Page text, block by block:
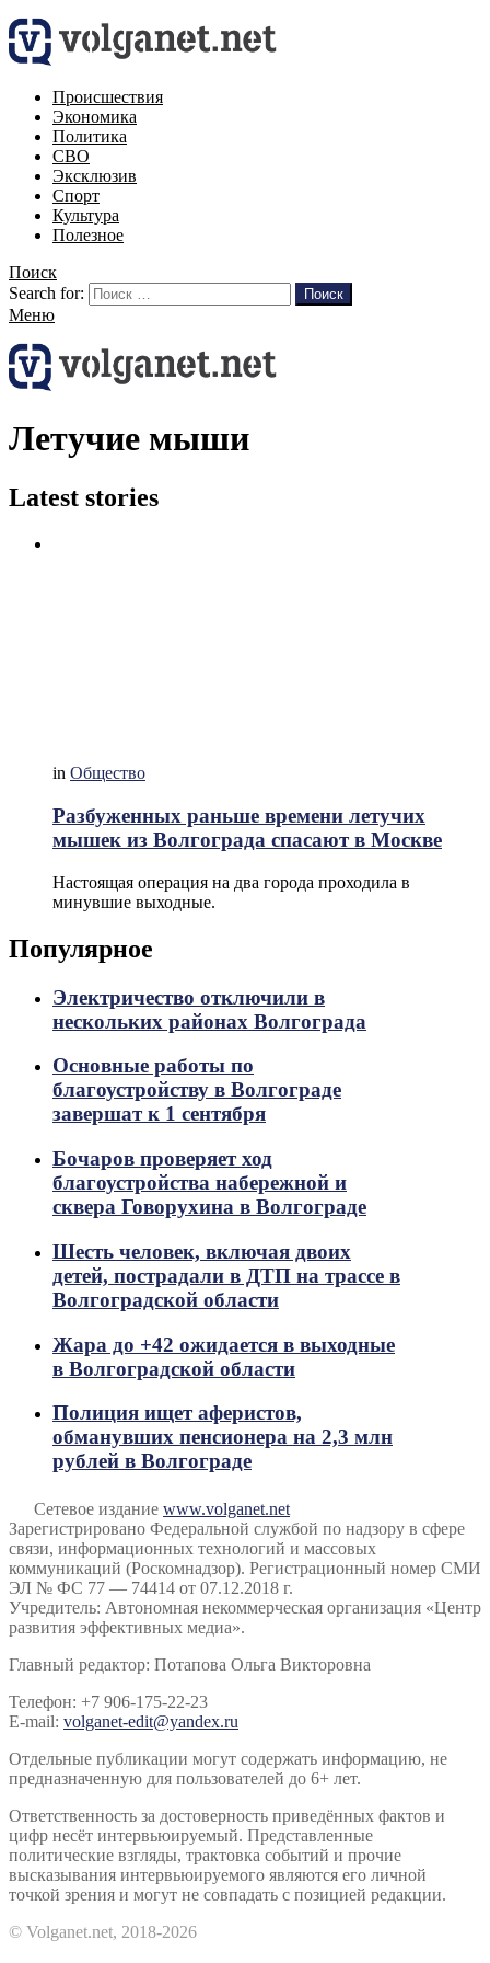
Происшествия
Экономика
Политика
СВО
Эксклюзив
Спорт
Культура
Полезное
Поиск
Search for:
Поиск
Меню
Летучие мыши
Latest stories
in Общество
Разбуженных раньше времени летучих
мышек из Волгограда спасают в Москве
Настоящая операция на два города проходила в
минувшие выходные.
Популярное
Электричество отключили в
нескольких районах Волгограда
Основные работы по
благоустройству в Волгограде
завершат к 1 сентября
Бочаров проверяет ход
благоустройства набережной и
сквера Говорухина в Волгограде
Шесть человек, включая двоих
детей, пострадали в ДТП на трассе в
Волгоградской области
Жара до +42 ожидается в выходные
в Волгоградской области
Полиция ищет аферистов,
обманувших пенсионера на 2,3 млн
рублей в Волгограде
Сетевое издание www.volganet.net
Зарегистрировано Федеральной службой по надзору в сфере
связи, информационных технологий и массовых
коммуникаций (Роскомнадзор). Регистрационный номер СМИ
ЭЛ № ФС 77 — 74414 от 07.12.2018 г.
Учредитель: Автономная некоммерческая организация «Центр
развития эффективных медиа».
Главный редактор: Потапова Ольга Викторовна
Телефон: +7 906-175-22-23
E-mail: volganet-edit@yandex.ru
Отдельные публикации могут содержать информацию, не
предназначенную для пользователей до 6+ лет.
Ответственность за достоверность приведённых фактов и
цифр несёт интервьюируемый. Представленные
политические взгляды, трактовка событий и прочие
высказывания интервьюируемого являются его личной
точкой зрения и могут не совпадать с позицией редакции.
© Volganet.net, 2018-2026